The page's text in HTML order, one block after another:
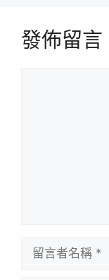
發佈留言